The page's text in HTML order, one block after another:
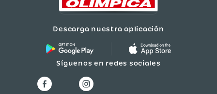
Descarga nuestra aplicación
Síguenos en redes sociales